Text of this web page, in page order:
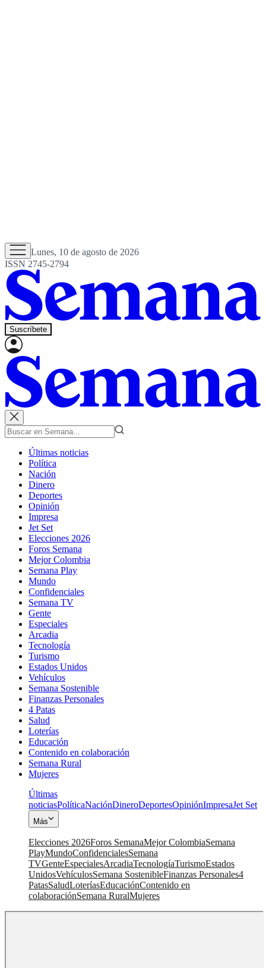
Lunes, 10 de agosto de 2026
ISSN 2745-2794
Suscríbete
Últimas noticias
Política
Nación
Dinero
Deportes
Opinión
Impresa
Jet Set
Elecciones 2026
Foros Semana
Mejor Colombia
Semana Play
Mundo
Confidenciales
Semana TV
Gente
Especiales
Arcadia
Tecnología
Turismo
Estados Unidos
Vehículos
Semana Sostenible
Finanzas Personales
4 Patas
Salud
Loterías
Educación
Contenido en colaboración
Semana Rural
Mujeres
Últimas
noticiasPolíticaNaciónDineroDeportesOpiniónImpresaJet Set
Más
Elecciones 2026Foros SemanaMejor ColombiaSemana
PlayMundoConfidencialesSemana
TVGenteEspecialesArcadiaTecnologíaTurismoEstados
UnidosVehículosSemana SostenibleFinanzas Personales4
PatasSaludLoteríasEducaciónContenido en
colaboraciónSemana RuralMujeres